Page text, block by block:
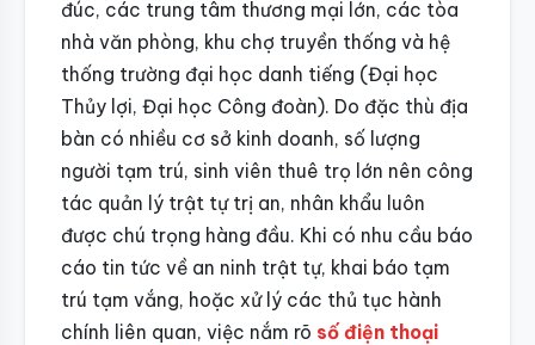
đúc, các trung tâm thương mại lớn, các tòa
nhà văn phòng, khu chợ truyền thống và hệ
thống trường đại học danh tiếng (Đại học
Thủy lợi, Đại học Công đoàn). Do đặc thù địa
bàn có nhiều cơ sở kinh doanh, số lượng
người tạm trú, sinh viên thuê trọ lớn nên công
tác quản lý trật tự trị an, nhân khẩu luôn
được chú trọng hàng đầu. Khi có nhu cầu báo
cáo tin tức về an ninh trật tự, khai báo tạm
trú tạm vắng, hoặc xử lý các thủ tục hành
chính liên quan, việc nắm rõ số điện thoại